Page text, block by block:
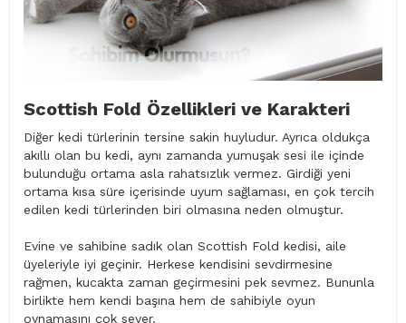
Scottish Fold Özellikleri ve Karakteri
Diğer kedi türlerinin tersine sakin huyludur. Ayrıca oldukça
akıllı olan bu kedi, aynı zamanda yumuşak sesi ile içinde
bulunduğu ortama asla rahatsızlık vermez. Girdiği yeni
ortama kısa süre içerisinde uyum sağlaması, en çok tercih
edilen kedi türlerinden biri olmasına neden olmuştur.
Evine ve sahibine sadık olan Scottish Fold kedisi, aile
üyeleriyle iyi geçinir. Herkese kendisini sevdirmesine
rağmen, kucakta zaman geçirmesini pek sevmez. Bununla
birlikte hem kendi başına hem de sahibiyle oyun
oynamasını çok sever.